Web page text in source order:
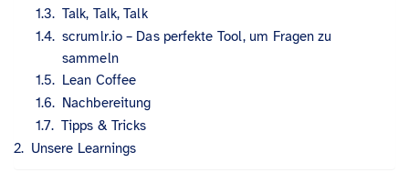
Talk, Talk, Talk
scrumlr.io – Das perfekte Tool, um Fragen zu
sammeln
Lean Coffee
Nachbereitung
Tipps & Tricks
Unsere Learnings